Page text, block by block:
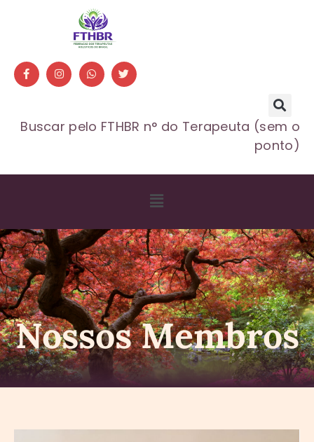
Buscar pelo FTHBR n° do Terapeuta (sem o
ponto)
Nossos Membros